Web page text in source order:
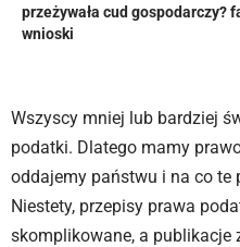
przeżywała cud gospodarczy?
wnioski
Wszyscy mniej lub bardziej
podatki. Dlatego mamy
oddajemy państwu i na co te
Niestety, przepisy prawa
skomplikowane, a publikacje